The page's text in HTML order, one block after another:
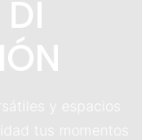
y espacios
tus momentos